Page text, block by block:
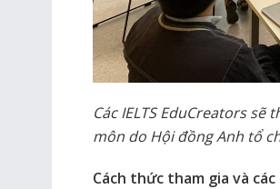
Các IELTS EduCreators
môn do Hội đồng Anh tổ
Cách thức tham gia và